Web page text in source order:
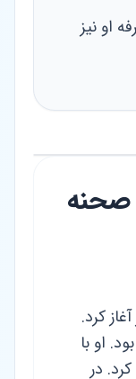
او نیز
صحنه
کرد.
او با
در